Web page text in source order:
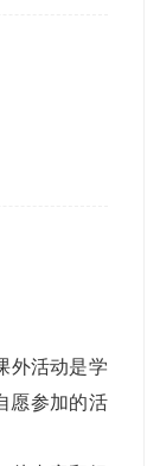
外活动是学
愿参加的活